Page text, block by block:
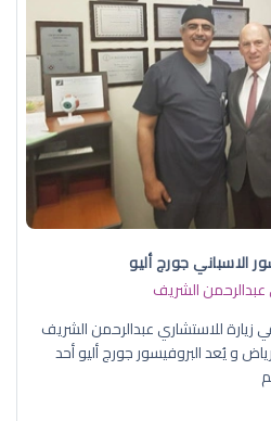
الاسباني جورج أليو
الشريف
زيارة للاستشاري عبدالرحمن الشريف
و يُعد البروفيسور جورج أليو أحد